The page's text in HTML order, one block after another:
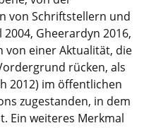
von Schriftstellern und
Gheerardyn 2016,
von einer Aktualität, die
rücken, als
2012) im öffentlichen
zugestanden, in dem
Ein weiteres Merkmal